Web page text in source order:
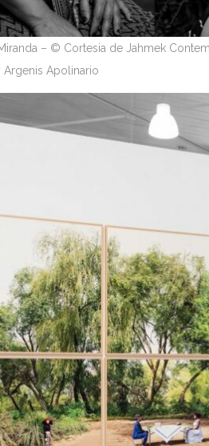
– © Cortesia de Jahmek
Apolinario